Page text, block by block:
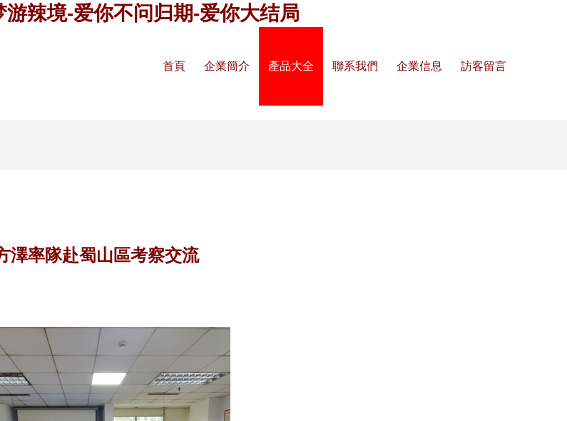
辣境-爱你不问归期-爱你大结局
首頁 企業簡介 產品大全 聯系我們 企業信息 訪客留言
澤率隊赴蜀山區考察交流